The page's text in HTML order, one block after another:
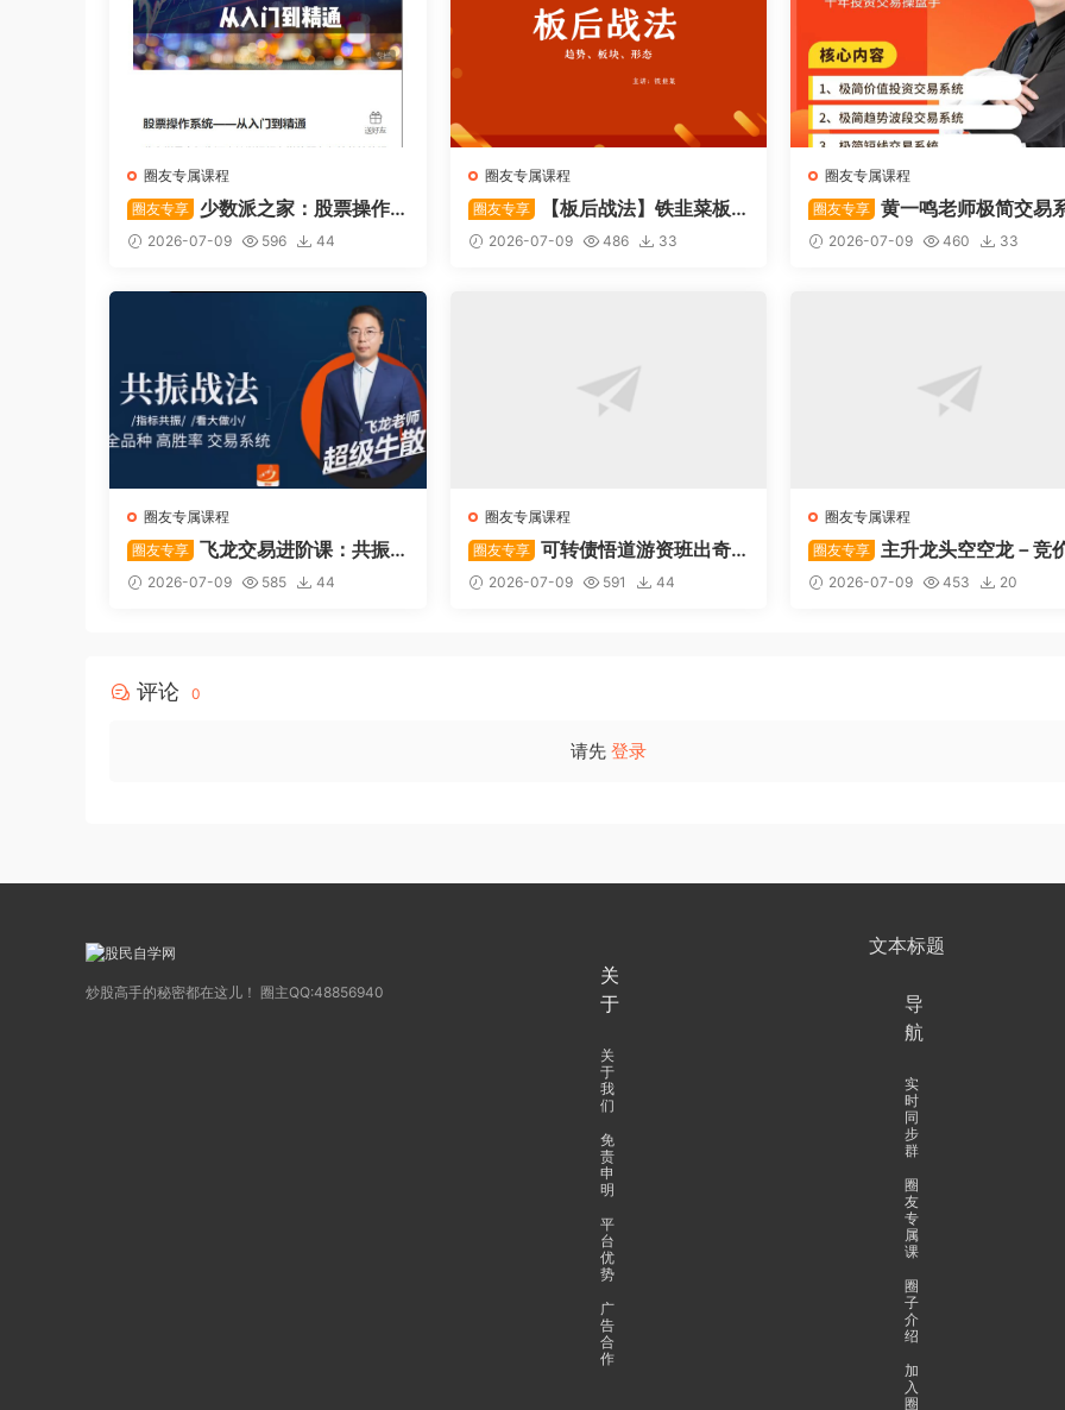
圈友专属课程
圈友专享
少数派之家：股票操作
系统—从入门到精通
2026-07-09 596 44
圈友专属课程
圈友专享
【板后战法】铁韭菜板
后强势战法
2026-07-09 486 33
圈友专属课程
圈友专享
黄一鸣老师极简交易
统 2026-07-09 460 33
圈友专属课程
圈友专享 飞龙交易进阶课：共振
战法2026-07-09 585 44
圈友专属课程
圈友专享
可转债悟道游资班出奇
系列悟道系列守正系列课程-卓妍
2026-07-09 591 44
圈友专属课程
圈友专享
主升龙头空空龙－竞
抢筹盘口的量化公式与十几年
2026-07-09 453 20
评论 0
请先 登录
炒股高手的秘密都在这儿！ 圈主QQ:48856940
关
于
关
于
我
们
免
责
申
明
平
台
优
势
广
告
合
作
文本标题
导
航
实
时
同
步
群
圈
友
专
属
课
圈
子
介
绍
加
入
圈